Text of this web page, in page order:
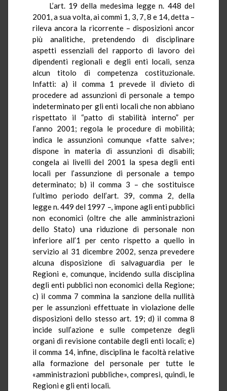
L’art. 19 della medesima legge n. 448 del
2001, a sua volta, ai commi 1, 3, 7, 8 e 14, detta –
rileva ancora la ricorrente – disposizioni ancor
più analitiche, pretendendo di disciplinare
aspetti essenziali del rapporto di lavoro dei
dipendenti regionali e degli enti locali, senza
alcun titolo di competenza costituzionale.
Infatti: a) il comma 1 prevede il divieto di
procedere ad assunzioni di personale a tempo
indeterminato per gli enti locali che non abbiano
rispettato il “patto di stabilità interno” per
l’anno 2001; regola le procedure di mobilità;
indica le assunzioni comunque «fatte salve»;
dispone in materia di assunzioni di disabili;
congela ai livelli del 2001 la spesa degli enti
locali per l’assunzione di personale a tempo
determinato; b) il comma 3 – che sostituisce
l’ultimo periodo dell’art. 39, comma 2, della
legge n. 449 del 1997 –, impone agli enti pubblici
non economici (oltre che alle amministrazioni
dello Stato) una riduzione di personale non
inferiore all’1 per cento rispetto a quello in
servizio al 31 dicembre 2002, senza prevedere
alcuna disposizione di salvaguardia per le
Regioni e, comunque, incidendo sulla disciplina
degli enti pubblici non economici della Regione;
c) il comma 7 commina la sanzione della nullità
per le assunzioni effettuate in violazione delle
disposizioni dello stesso art. 19; d) il comma 8
incide sull’azione e sulle competenze degli
organi di revisione contabile degli enti locali; e)
il comma 14, infine, disciplina le facoltà relative
alla formazione del personale per tutte le
«amministrazioni pubbliche», compresi, quindi, le
Regioni e gli enti locali.